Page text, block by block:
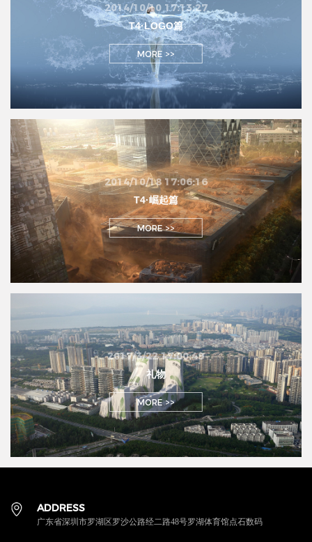
2014/10/10 17:13:27
T4·LOGO篇
MORE >>
2014/10/18 17:06:16
T4·崛起篇
MORE >>
2017/3/22 17:00:49
礼物
MORE >>
ADDRESS
广东省深圳市罗湖区罗沙公路经二路48号罗湖体育馆点石数码